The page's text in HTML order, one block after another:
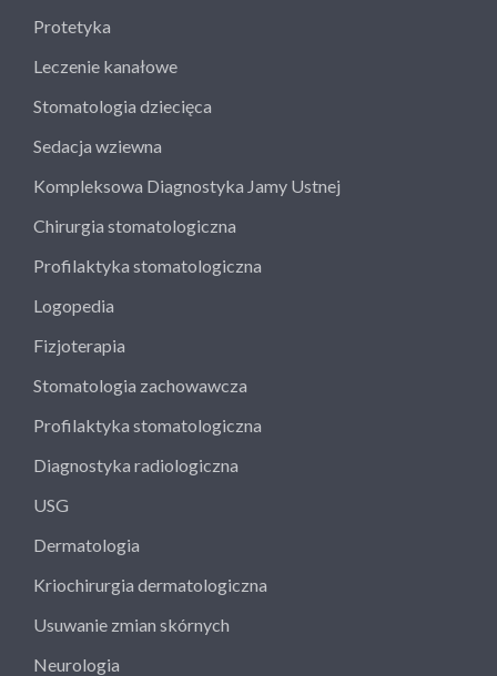
Protetyka
Leczenie kanałowe
Stomatologia dziecięca
Sedacja wziewna
Kompleksowa Diagnostyka Jamy Ustnej
Chirurgia stomatologiczna
Profilaktyka stomatologiczna
Logopedia
Fizjoterapia
Stomatologia zachowawcza
Profilaktyka stomatologiczna
Diagnostyka radiologiczna
USG
Dermatologia
Kriochirurgia dermatologiczna
Usuwanie zmian skórnych
Neurologia